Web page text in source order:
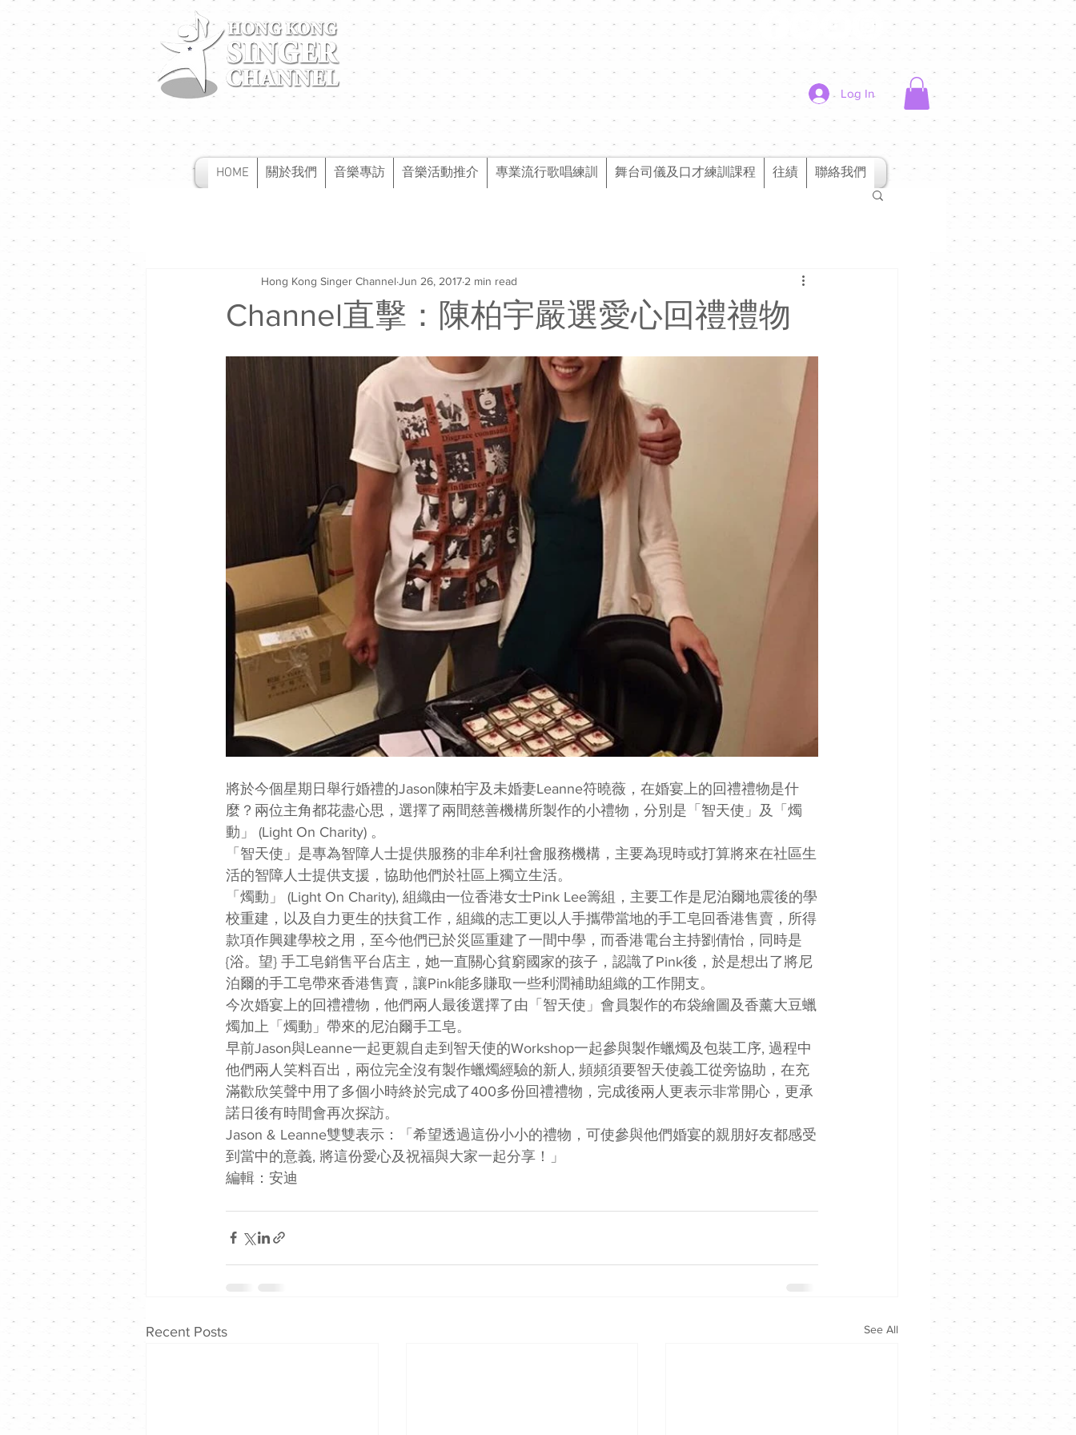
Log In
HOME 關於我們 音樂專訪 音樂活動推介 專業流行歌唱練訓 舞台司儀及口才練訓課程 往績 聯絡我們
Channel直擊：陳柏宇嚴選愛心回禮禮物
Hong Kong Singer Channel Jun 26, 2017 2 min read
將於今個星期日舉行婚禮的Jason陳柏宇及未婚妻Leanne符曉薇，在婚宴上的回禮禮物是什
麼？兩位主角都花盡心思，選擇了兩間慈善機構所製作的小禮物，分別是「智天使」及「燭
動」 (Light On Charity) 。
「智天使」是專為智障人士提供服務的非牟利社會服務機構，主要為現時或打算將來在社區生
活的智障人士提供支援，協助他們於社區上獨立生活。
「燭動」 (Light On Charity), 組織由一位香港女士Pink Lee籌組，主要工作是尼泊爾地震後的學
校重建，以及自力更生的扶貧工作，組織的志工更以人手攜帶當地的手工皂回香港售賣，所得
款項作興建學校之用，至今他們已於災區重建了一間中學，而香港電台主持劉倩怡，同時是
{浴。望} 手工皂銷售平台店主，她一直關心貧窮國家的孩子，認識了Pink後，於是想出了將尼
泊爾的手工皂帶來香港售賣，讓Pink能多賺取一些利潤補助組織的工作開支。
今次婚宴上的回禮禮物，他們兩人最後選擇了由「智天使」會員製作的布袋繪圖及香薰大豆蠟
燭加上「燭動」帶來的尼泊爾手工皂。
早前Jason與Leanne一起更親自走到智天使的Workshop一起參與製作蠟燭及包裝工序, 過程中
他們兩人笑料百出，兩位完全沒有製作蠟燭經驗的新人, 頻頻須要智天使義工從旁協助，在充
滿歡欣笑聲中用了多個小時終於完成了400多份回禮禮物，完成後兩人更表示非常開心，更承
諾日後有時間會再次探訪。
Jason & Leanne雙雙表示：「希望透過這份小小的禮物，可使參與他們婚宴的親朋好友都感受
到當中的意義, 將這份愛心及祝福與大家一起分享！」
編輯：安迪
Recent Posts See All